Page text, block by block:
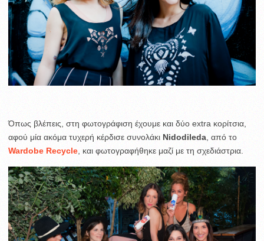
Όπως βλέπεις, στη φωτογράφιση έχουμε και δύο extra κορίτσια,
αφού μία ακόμα τυχερή κέρδισε συνολάκι Nidodileda , από το
Wardοbe Recycle , και φωτογραφήθηκε μαζί με τη σχεδιάστρια.